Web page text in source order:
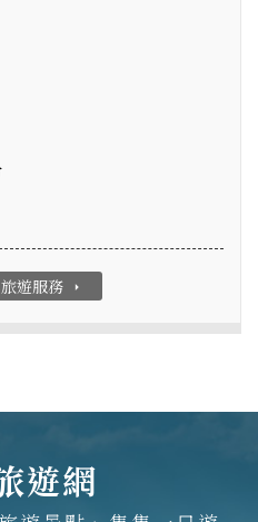
遊服務 arrow_right
遊網